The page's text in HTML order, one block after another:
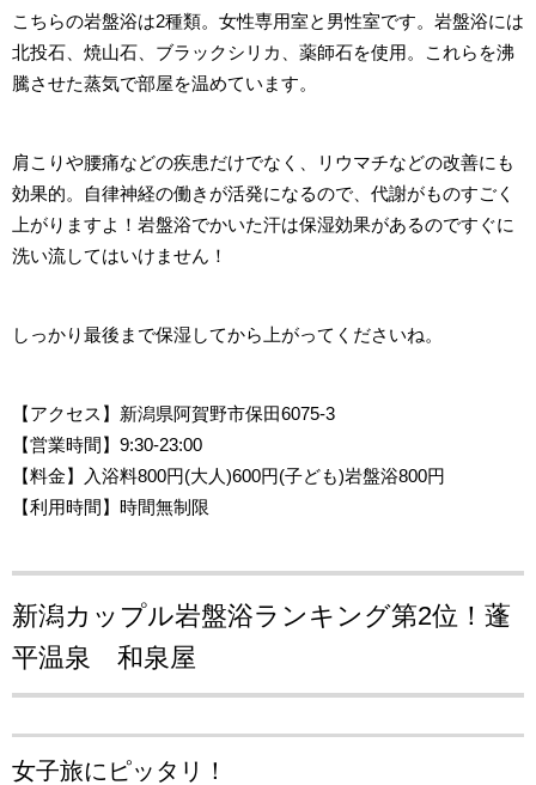
こちらの岩盤浴は2種類。女性専用室と男性室です。岩盤浴には
北投石、焼山石、ブラックシリカ、薬師石を使用。これらを沸
騰させた蒸気で部屋を温めています。
肩こりや腰痛などの疾患だけでなく、リウマチなどの改善にも
効果的。自律神経の働きが活発になるので、代謝がものすごく
上がりますよ！岩盤浴でかいた汗は保湿効果があるのですぐに
洗い流してはいけません！
しっかり最後まで保湿してから上がってくださいね。
【アクセス 】新潟県阿賀野市保田6075-3
【営業時間 】9:30-23:00
【料金】入浴料800円(大人)600円(子ども)岩盤浴800円
【利用時間】時間無制限
新潟カップル岩盤浴ランキング第2位！ 蓬
平温泉 和泉屋
女子旅にピッタリ！